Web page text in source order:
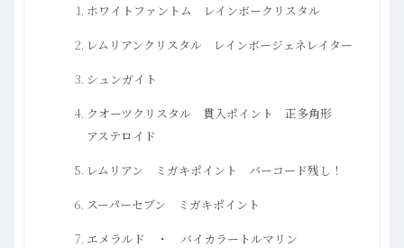
ホワイトファントム レインボークリスタル
レムリアンクリスタル レインボージェネレイター
シュンガイト
クオーツクリスタル 貫入ポイント 正多角形
アステロイド
レムリアン ミガキポイント バーコード残し！
スーパーセブン ミガキポイント
エメラルド ・ バイカラートルマリン